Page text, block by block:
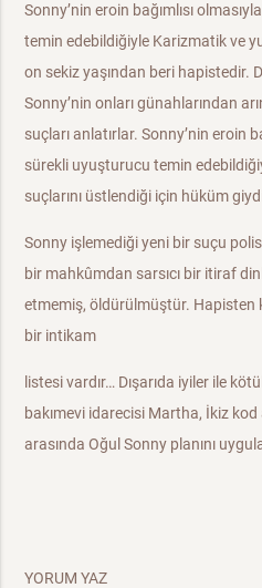
Sonny’nin eroin bağımlısı
temin edebildiğiyle Karizmatik ve
on sekiz yaşından beri hapistedir.
Sonny’nin onları günahlarından
suçları anlatırlar. Sonny’nin eroin
sürekli uyuşturucu temin
suçlarını üstlendiği için hüküm
Sonny işlemediği yeni bir suçu
bir mahkûmdan sarsıcı bir itiraf
etmemiş, öldürülmüştür. Hapisten
bir intikam
listesi vardır… Dışarıda iyiler ile
bakımevi idarecisi Martha, İkiz kod
arasında Oğul Sonny planını
YORUM YAZ